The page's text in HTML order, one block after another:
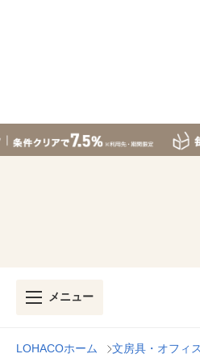
メニュー
LOHACOホーム 文房具・オフィ